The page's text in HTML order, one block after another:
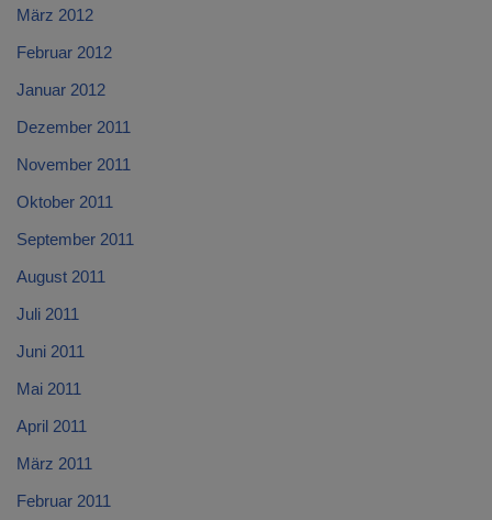
März 2012
Februar 2012
Januar 2012
Dezember 2011
November 2011
Oktober 2011
September 2011
August 2011
Juli 2011
Juni 2011
Mai 2011
April 2011
März 2011
Februar 2011